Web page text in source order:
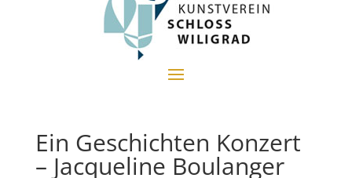
Ein Geschichten Konzert
– Jacqueline Boulanger